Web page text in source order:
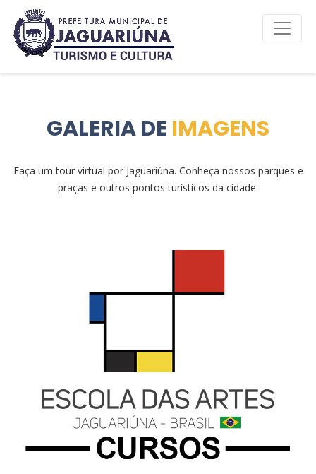
GALERIA DE IMAGENS
Faça um tour virtual por Jaguariúna. Conheça nossos parques e
praças e outros pontos turísticos da cidade.